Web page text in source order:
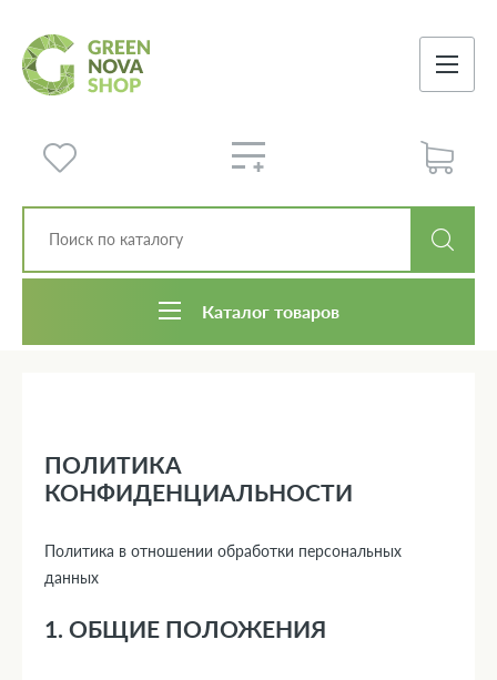
Каталог товаров
ПОЛИТИКА
КОНФИДЕНЦИАЛЬНОСТИ
Политика в отношении обработки персональных
данных
1. ОБЩИЕ ПОЛОЖЕНИЯ